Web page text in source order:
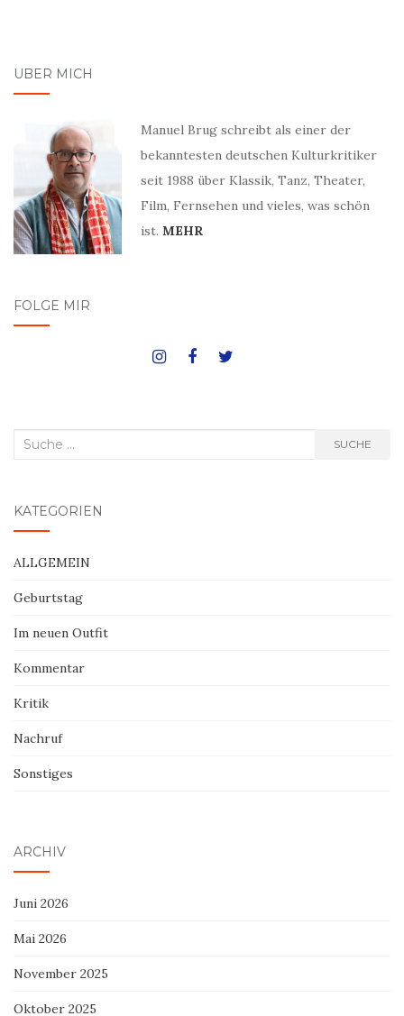
ÜBER MICH
Manuel Brug schreibt als einer der
bekanntesten deutschen Kulturkritiker
seit 1988 über Klassik, Tanz, Theater,
Film, Fernsehen und vieles, was schön
ist. MEHR
FOLGE MIR
Suche
SUCHE
KATEGORIEN
ALLGEMEIN
Geburtstag
Im neuen Outfit
Kommentar
Kritik
Nachruf
Sonstiges
ARCHIV
Juni 2026
Mai 2026
November 2025
Oktober 2025